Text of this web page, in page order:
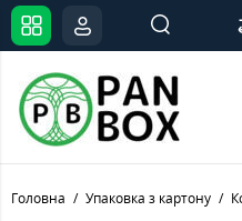
Головна Упаковка з картону